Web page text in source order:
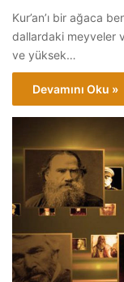
Kur’an’ı bir ağaca
dallardaki meyveler
ve yüksek…
Devamını Oku »